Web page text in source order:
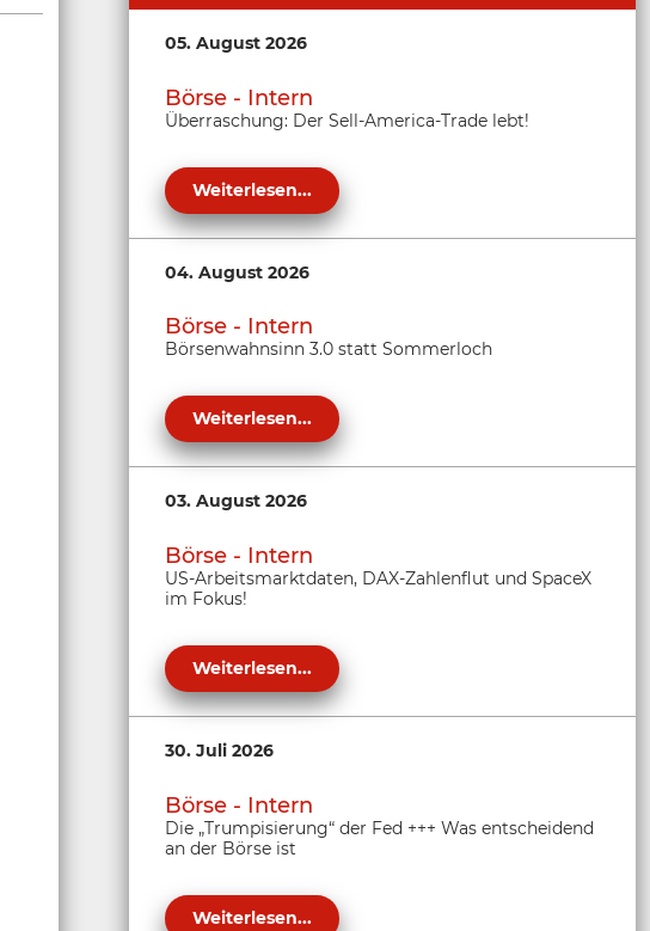
05. August 2026
Börse - Intern
Überraschung: Der Sell-America-Trade lebt!
Weiterlesen...
04. August 2026
Börse - Intern
Börsenwahnsinn 3.0 statt Sommerloch
Weiterlesen...
03. August 2026
Börse - Intern
US-Arbeitsmarktdaten, DAX-Zahlenflut und SpaceX
im Fokus!
Weiterlesen...
30. Juli 2026
Börse - Intern
Die „Trumpisierung“ der Fed +++ Was entscheidend
an der Börse ist
Weiterlesen...